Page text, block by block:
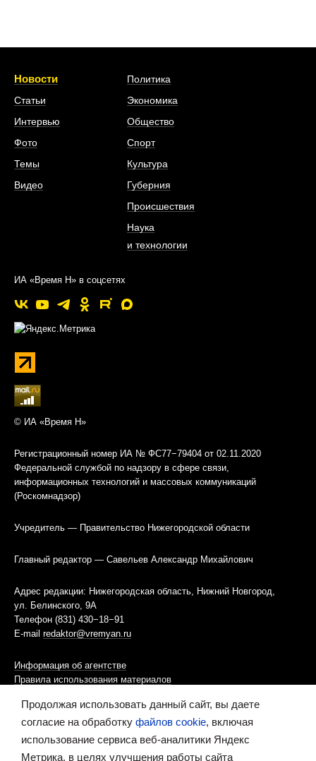
Новости
Статьи
Интервью
Фото
Темы
Видео
Политика
Экономика
Общество
Спорт
Культура
Губерния
Происшествия
Наука
и технологии
ИА «Время Н» в соцсетях
© ИА «Время Н»
Регистрационный номер ИА № ФС77−79404 от 02.11.2020
Федеральной службой по надзору в сфере связи,
информационных технологий и массовых коммуникаций
(Роскомнадзор)
Учредитель — Правительство Нижегородской области
Главный редактор — Савельев Александр Михайлович
Адрес редакции: Нижегородская область, Нижний Новгород,
ул. Белинского, 9А
Телефон (831) 430−18−91
E-mail redaktor@vremyan.ru
Информация об агентстве
Правила использования материалов
Информационная политика использования «cookies»-файлов
Ресурс содержит материалы 16+
Продолжая использовать данный сайт, вы даете
согласие на обработку файлов cookie, включая
использование сервиса веб-аналитики Яндекс
Метрика, в целях улучшения работы сайта